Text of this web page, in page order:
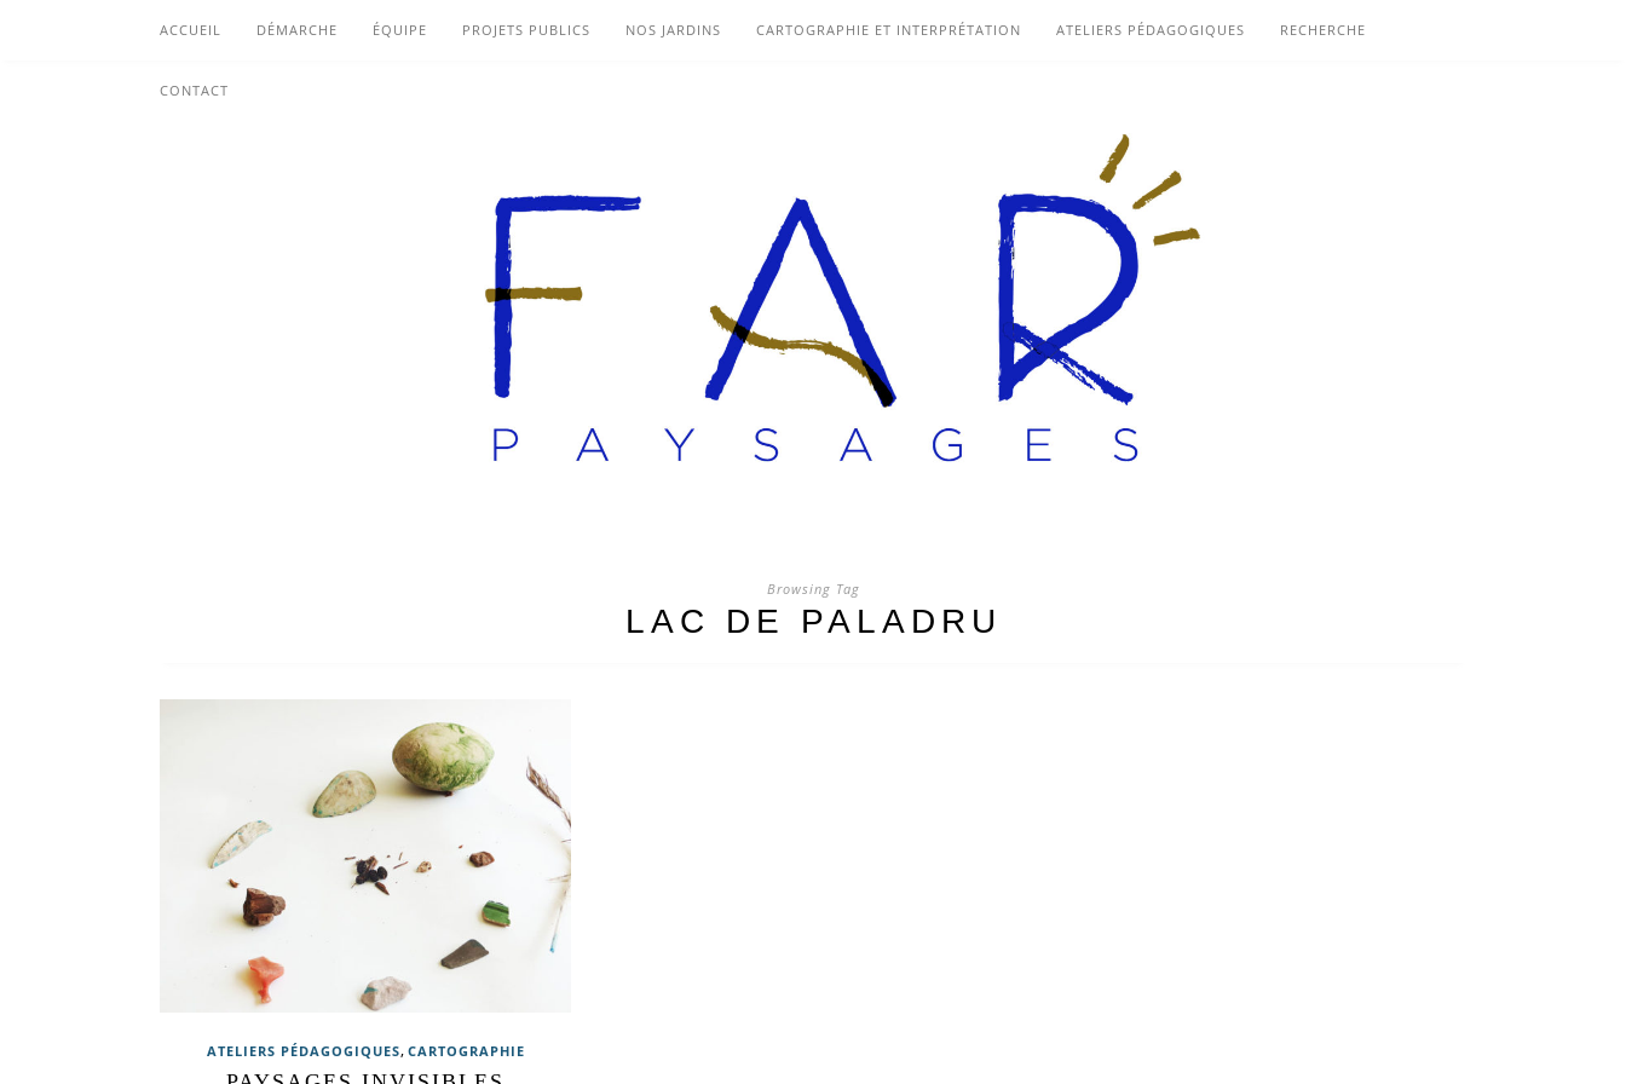
ACCUEIL DÉMARCHE ÉQUIPE PROJETS PUBLICS NOS JARDINS CARTOGRAPHIE ET INTERPRÉTATION ATELIERS PÉDAGOGIQUES RECHERCHE
CONTACT
Browsing Tag
LAC DE PALADRU
ATELIERS PÉDAGOGIQUES, CARTOGRAPHIE